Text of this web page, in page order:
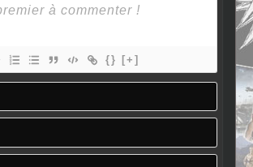
{} [+]
P
e
d
o
E
m
S